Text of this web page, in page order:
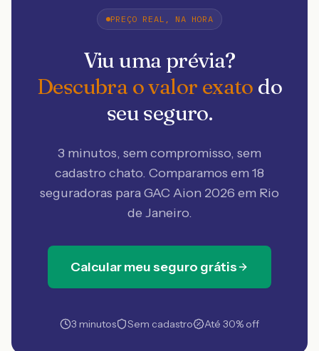
PREÇO REAL, NA HORA
Viu uma prévia?
Descubra o valor exato do
seu seguro.
3 minutos, sem compromisso, sem
cadastro chato. Comparamos em 18
seguradoras para GAC Aion 2026 em Rio
de Janeiro.
Calcular meu seguro grátis
3 minutos Sem cadastro Até 30% off